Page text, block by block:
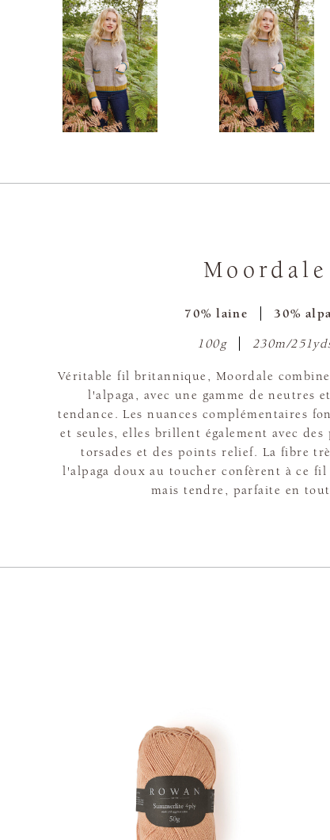
Moordale
70% laine 30%
100g 230m/
Véritable fil britannique, Moordale
l'alpaga, avec une gamme de neutres
tendance. Les nuances complémentaires
et seules, elles brillent également avec
torsades et des points relief. La fibre
l'alpaga doux au toucher confèrent à ce fil
mais tendre, parfaite en